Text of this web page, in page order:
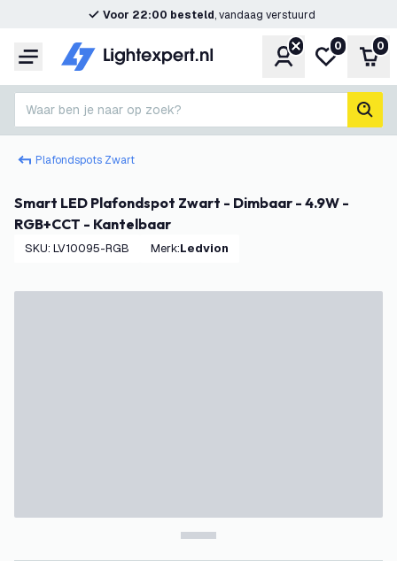
Voor 22:00 besteld, vandaag verstuurd
Menu Account
Mijn
0 0
Waar ben je naar op zoek?
Plafondspots Zwart
Smart LED Plafondspot Zwart - Dimbaar - 4.9W -
RGB+CCT - Kantelbaar
SKU: LV10095-RGB Merk: Ledvion